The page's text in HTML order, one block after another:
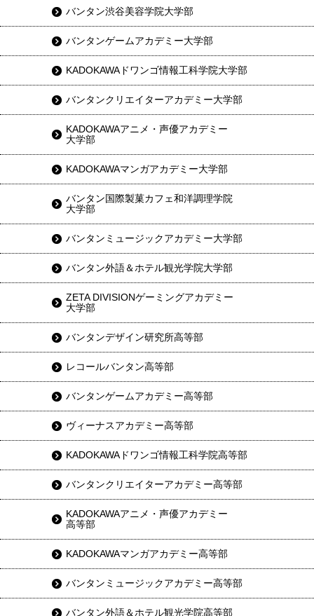
バンタン渋谷美容学院大学部
バンタンゲームアカデミー大学部
KADOKAWAドワンゴ情報工科学院大学部
バンタンクリエイターアカデミー大学部
KADOKAWAアニメ・声優アカデミー
大学部
KADOKAWAマンガアカデミー大学部
バンタン国際製菓カフェ和洋調理学院
大学部
バンタンミュージックアカデミー大学部
バンタン外語＆ホテル観光学院大学部
ZETA DIVISIONゲーミングアカデミー
大学部
バンタンデザイン研究所高等部
レコールバンタン高等部
バンタンゲームアカデミー高等部
ヴィーナスアカデミー高等部
KADOKAWAドワンゴ情報工科学院高等部
バンタンクリエイターアカデミー高等部
KADOKAWAアニメ・声優アカデミー
高等部
KADOKAWAマンガアカデミー高等部
バンタンミュージックアカデミー高等部
バンタン外語＆ホテル観光学院高等部